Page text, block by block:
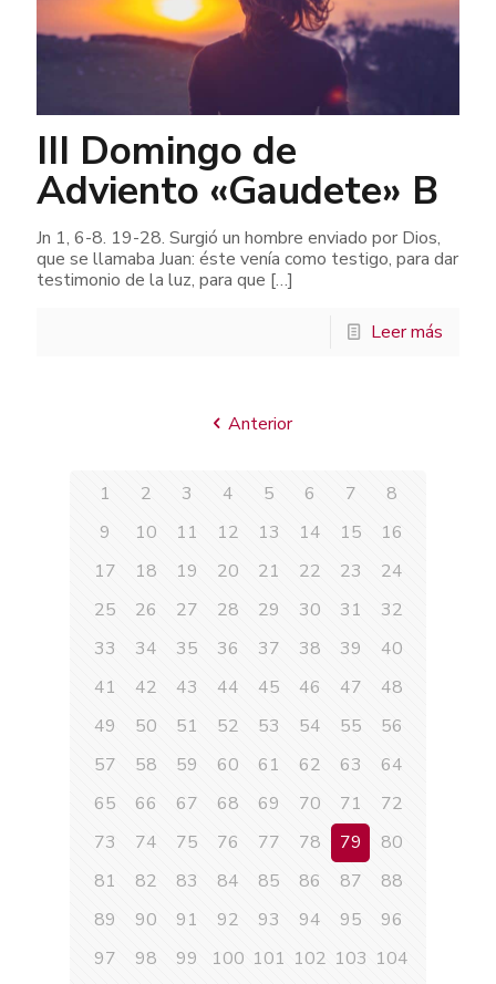
III Domingo de
Adviento «Gaudete» B
Jn 1, 6-8. 19-28. Surgió un hombre enviado por Dios,
que se llamaba Juan: éste venía como testigo, para dar
testimonio de la luz, para que […]
Leer más
Anterior
1 2 3 4 5 6 7
8
9
10 11 12 13 14 15
16
17
18 19 20 21 22 23
24
25
26 27 28 29 30 31
32
33
34 35 36 37 38 39
40
41
42 43 44 45 46 47
48
49
50 51 52 53 54 55
56
57
58 59 60 61 62 63
64
65
66 67 68 69 70 71
72
73
74 75 76 77 78 79
80
81
82 83 84 85 86 87
88
89
90 91 92 93 94 95
96
97
98 99 100 101 102 103 104